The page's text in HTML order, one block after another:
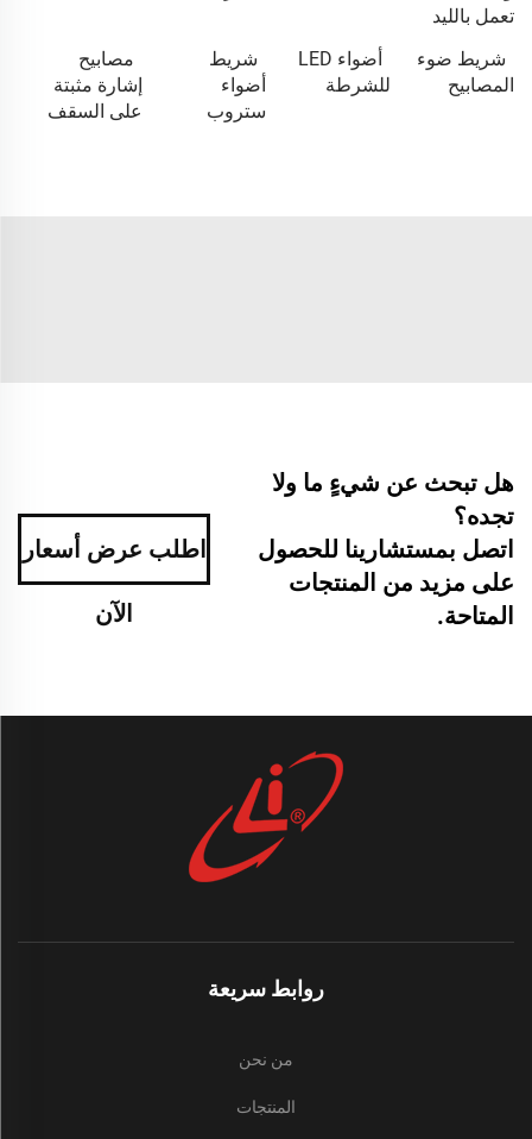
تعمل بالليد
شريط ضوء
المصابيح
أضواء LED
للشرطة
شريط
أضواء
ستروب
مصابيح
إشارة مثبتة
على السقف
هل تبحث عن شيءٍ ما ولا
تجده؟
اتصل بمستشارينا للحصول
على مزيد من المنتجات
المتاحة.
اطلب عرض أسعار
الآن
روابط سريعة
من نحن
المنتجات